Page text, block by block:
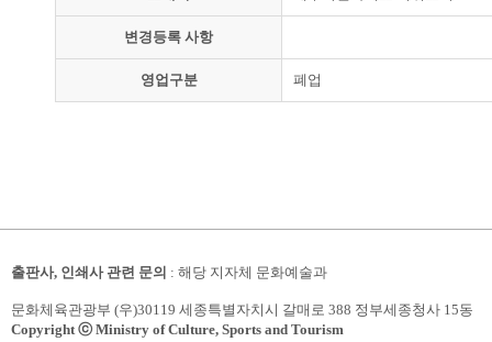
변경등록 사항
영업구분 폐업
출판사, 인쇄사 관련 문의 : 해당 지자체 문화예술과
문화체육관광부 (우)30119 세종특별자치시 갈매로 388 정부세종청사 15동
Copyright ⓒ Ministry of Culture, Sports and Tourism